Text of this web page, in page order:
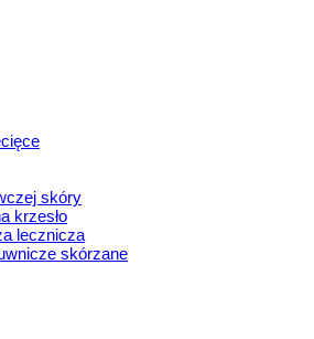
skóry
krzesło
lecznicza
skórzane